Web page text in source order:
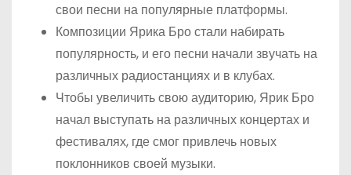
свои песни на популярные платформы.
Композиции Ярика Бро стали набирать
популярность, и его песни начали звучать на
различных радиостанциях и в клубах.
Чтобы увеличить свою аудиторию, Ярик Бро
начал выступать на различных концертах и
фестивалях, где смог привлечь новых
поклонников своей музыки.